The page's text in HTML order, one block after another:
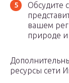
Обсудите
вашем
природе
ресурсы сети